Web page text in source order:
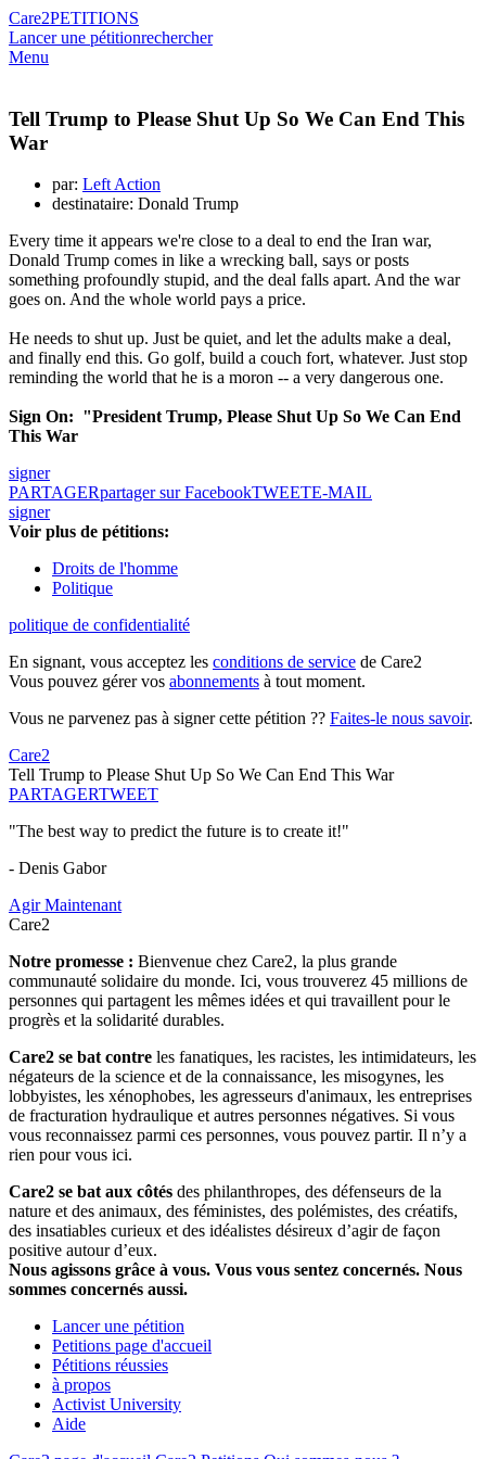
Care2PETITIONS
Lancer une pétitionrechercher
Menu
Tell Trump to Please Shut Up So We Can End This
War
par: Left Action
destinataire: Donald Trump
Every time it appears we're close to a deal to end the Iran war,
Donald Trump comes in like a wrecking ball, says or posts
something profoundly stupid, and the deal falls apart. And the war
goes on. And the whole world pays a price.
He needs to shut up. Just be quiet, and let the adults make a deal,
and finally end this. Go golf, build a couch fort, whatever. Just stop
reminding the world that he is a moron -- a very dangerous one.
Sign On: "President Trump, Please Shut Up So We Can End
This War
signer
PARTAGERpartager sur FacebookTWEETE-MAIL
signer
Voir plus de pétitions:
Droits de l'homme
Politique
politique de confidentialité
En signant, vous acceptez les conditions de service de Care2
Vous pouvez gérer vos abonnements à tout moment.
Vous ne parvenez pas à signer cette pétition ?? Faites-le nous savoir.
Care2
Tell Trump to Please Shut Up So We Can End This War
PARTAGERTWEET
"The best way to predict the future is to create it!"
- Denis Gabor
Agir Maintenant
Care2
Notre promesse : Bienvenue chez Care2, la plus grande
communauté solidaire du monde. Ici, vous trouverez 45 millions de
personnes qui partagent les mêmes idées et qui travaillent pour le
progrès et la solidarité durables.
Care2 se bat contre les fanatiques, les racistes, les intimidateurs, les
négateurs de la science et de la connaissance, les misogynes, les
lobbyistes, les xénophobes, les agresseurs d'animaux, les entreprises
de fracturation hydraulique et autres personnes négatives. Si vous
vous reconnaissez parmi ces personnes, vous pouvez partir. Il n’y a
rien pour vous ici.
Care2 se bat aux côtés des philanthropes, des défenseurs de la
nature et des animaux, des féministes, des polémistes, des créatifs,
des insatiables curieux et des idéalistes désireux d’agir de façon
positive autour d’eux.
Nous agissons grâce à vous. Vous vous sentez concernés. Nous
sommes concernés aussi.
Lancer une pétition
Petitions page d'accueil
Pétitions réussies
à propos
Activist University
Aide